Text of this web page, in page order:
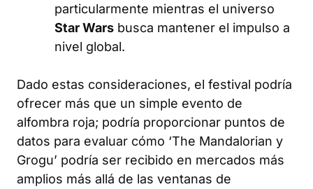
particularmente mientras el universo
Star Wars busca mantener el impulso a
nivel global.
Dado estas consideraciones, el festival podría
ofrecer más que un simple evento de
alfombra roja; podría proporcionar puntos de
datos para evaluar cómo ‘The Mandalorian y
Grogu’ podría ser recibido en mercados más
amplios más allá de las ventanas de